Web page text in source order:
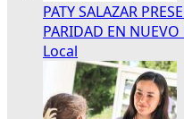
PATY SALAZAR
PARIDAD EN NUEVO
Local